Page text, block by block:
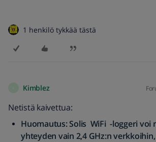
1 henkilö tykkää tästä
Kimblez
Netistä kaivettua:
Huomautus: Solis WiFi -loggeri voi
yhteyden vain 2,4 GHz:n